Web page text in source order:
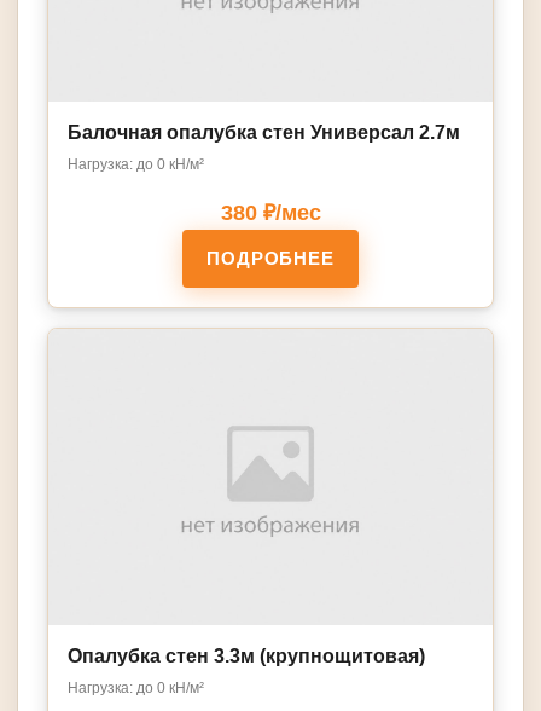
Балочная опалубка стен Универсал 2.7м
Нагрузка: до 0 кН/м²
380 ₽/мес
ПОДРОБНЕЕ
Опалубка стен 3.3м (крупнощитовая)
Нагрузка: до 0 кН/м²